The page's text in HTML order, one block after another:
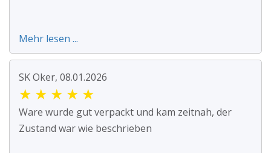
Mehr lesen ...
SK Oker, 08.01.2026
★ ★ ★ ★ ★
Ware wurde gut verpackt und kam zeitnah, der
Zustand war wie beschrieben